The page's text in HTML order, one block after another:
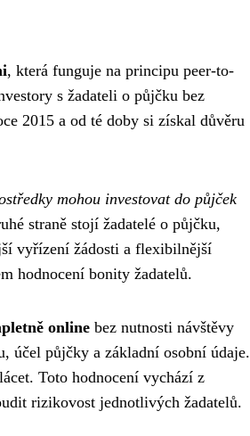
, která funguje na principu peer-to-
s žadateli o půjčku bez
2015 a od té doby si získal důvěru
mohou investovat do půjček
straně stojí žadatelé o půjčku,
vyřízení žádosti a flexibilnější
hodnocení bonity žadatelů.
online bez nutnosti návštěvy
účel půjčky a základní osobní údaje.
Toto hodnocení vychází z
rizikovost jednotlivých žadatelů.